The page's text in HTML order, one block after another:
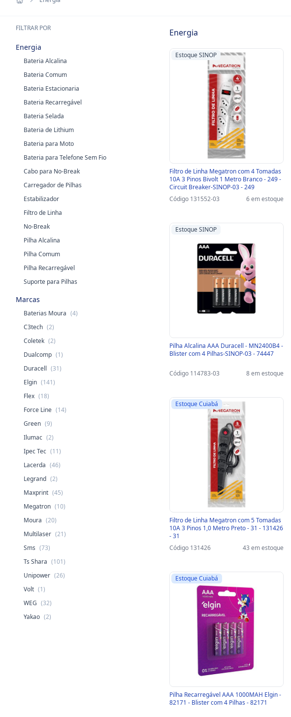
FILTRAR POR Energia
Energia
Bateria Alcalina
Bateria Comum
Bateria Estacionaria
Bateria Recarregável
Bateria Selada
Bateria de Lithium
Bateria para Moto
Bateria para Telefone Sem Fio
Cabo para No-Break
Carregador de Pilhas
Estabilizador
Filtro de Linha
No-Break
Pilha Alcalina
Pilha Comum
Pilha Recarregável
Suporte para Pilhas
Marcas
Baterias Moura (4)
C3tech (2)
Coletek (2)
Dualcomp (1)
Duracell (31)
Elgin (141)
Flex (18)
Force Line (14)
Green (9)
Ilumac (2)
Ipec Tec (11)
Lacerda (46)
Legrand (2)
Maxprint (45)
Megatron (10)
Moura (20)
Multilaser (21)
Sms (73)
Ts Shara (101)
Unipower (26)
Volt (1)
WEG (32)
Yakao (2)
Estoque SINOP
Filtro de Linha Megatron com 4 Tomadas
10A 3 Pinos Bivolt 1 Metro Branco - 249 -
Circuit Breaker-SINOP-03 - 249
Código 131552-03
6 em estoque
Estoque SINOP
Pilha Alcalina AAA Duracell - MN2400B4 -
Blister com 4 Pilhas-SINOP-03 - 74447
Código 114783-03 8 em estoque
Estoque Cuiabá
Filtro de Linha Megatron com 5 Tomadas
10A 3 Pinos 1,0 Metro Preto - 31 - 131426
- 31
Código 131426
43 em estoque
Estoque Cuiabá
Pilha Recarregável AAA 1000MAH Elgin -
82171 - Blister com 4 Pilhas - 82171